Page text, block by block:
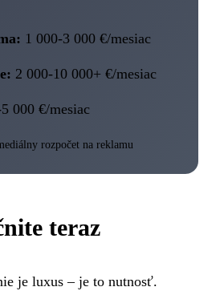
1 000-3 000 €/mesiac
2 000-10 000+ €/mesiac
000 €/mesiac
rozpočet na reklamu
teraz
je luxus – je to nutnosť.